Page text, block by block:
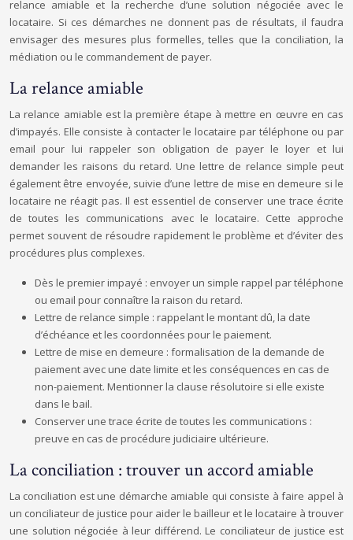
relance amiable et la recherche d’une solution négociée avec le
locataire. Si ces démarches ne donnent pas de résultats, il faudra
envisager des mesures plus formelles, telles que la conciliation, la
médiation ou le commandement de payer.
La relance amiable
La relance amiable est la première étape à mettre en œuvre en cas
d’impayés. Elle consiste à contacter le locataire par téléphone ou par
email pour lui rappeler son obligation de payer le loyer et lui
demander les raisons du retard. Une lettre de relance simple peut
également être envoyée, suivie d’une lettre de mise en demeure si le
locataire ne réagit pas. Il est essentiel de conserver une trace écrite
de toutes les communications avec le locataire. Cette approche
permet souvent de résoudre rapidement le problème et d’éviter des
procédures plus complexes.
Dès le premier impayé : envoyer un simple rappel par téléphone
ou email pour connaître la raison du retard.
Lettre de relance simple : rappelant le montant dû, la date
d’échéance et les coordonnées pour le paiement.
Lettre de mise en demeure : formalisation de la demande de
paiement avec une date limite et les conséquences en cas de
non-paiement. Mentionner la clause résolutoire si elle existe
dans le bail.
Conserver une trace écrite de toutes les communications :
preuve en cas de procédure judiciaire ultérieure.
La conciliation : trouver un accord amiable
La conciliation est une démarche amiable qui consiste à faire appel à
un conciliateur de justice pour aider le bailleur et le locataire à trouver
une solution négociée à leur différend. Le conciliateur de justice est